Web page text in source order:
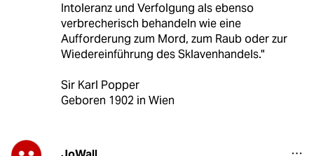
Intoleranz und Verfolgung als ebenso
verbrecherisch behandeln wie eine
Aufforderung zum Mord, zum Raub oder zur
Wiedereinführung des Sklavenhandels."
Sir Karl Popper
Geboren 1902 in Wien